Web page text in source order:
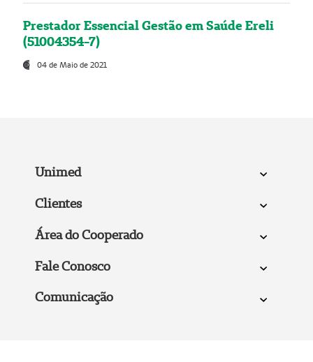
Prestador Essencial Gestão em Saúde Ereli
(51004354-7)
04 de Maio de 2021
Unimed
Clientes
Área do Cooperado
Fale Conosco
Comunicação